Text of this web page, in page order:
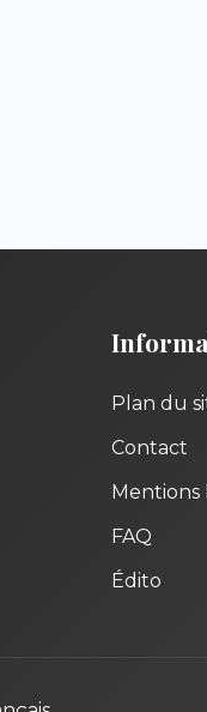
Plan du
Contact
Mentions
FAQ
Édito